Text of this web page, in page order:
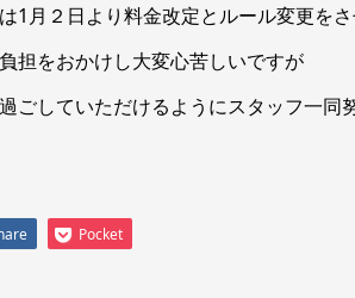
1月２日より料金改定とルール変更を
担をおかけし大変心苦しいですが
ごしていただけるようにスタッフ一同
Pocket